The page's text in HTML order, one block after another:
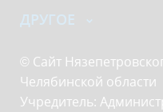
ДРУГОЕ
© Сайт
Челябинской области
Учредитель: